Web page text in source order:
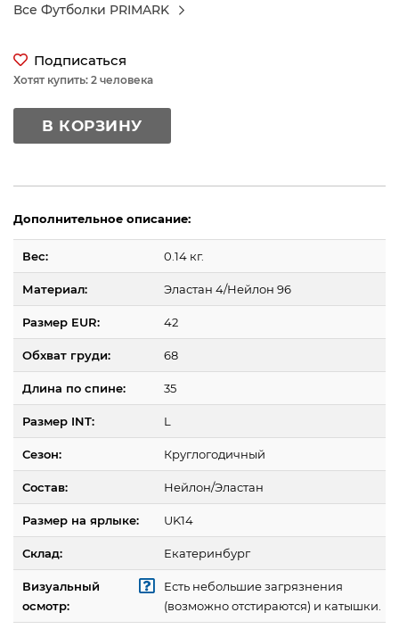
Все Футболки PRIMARK
Подписаться
Хотят купить: 2 человека
В КОРЗИНУ
Дополнительное описание:
Вес: 0.14 кг.
Материал: Эластан 4/Нейлон 96
Размер EUR: 42
Обхват груди: 68
Длина по спине: 35
Размер INT: L
Сезон: Круглогодичный
Состав: Нейлон/Эластан
Размер на ярлыке: UK14
Склад: Екатеринбург
Визуальный
осмотр:
Есть небольшие загрязнения
(возможно отстираются) и катышки.